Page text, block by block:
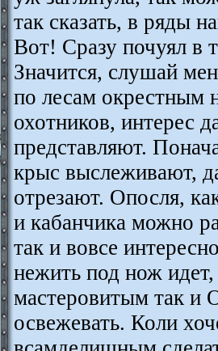
так сказать, в ряды
Вот! Сразу почуял в
Значится, слушай
по лесам окрестным
охотников, интерес
представляют.
крыс выслеживают,
отрезают. Опосля,
и кабанчика можно
так и вовсе
нежить под нож
мастеровитым так и
освежевать. Коли